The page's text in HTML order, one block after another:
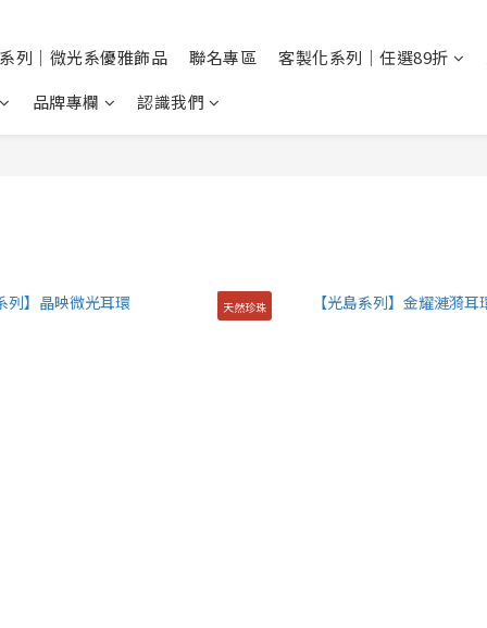
列｜微光系優雅飾品 聯名專區 客製化系列｜任選89折
品牌專欄
認識我們
天然珍珠